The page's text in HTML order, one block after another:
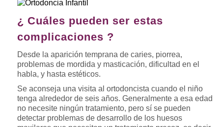
¿ Cuáles pueden ser estas
complicaciones ?
Desde la aparición temprana de caries, piorrea,
problemas de mordida y masticación, dificultad en el
habla, y hasta estéticos.
Se aconseja una visita al ortodoncista cuando el niño
tenga alrededor de seis años. Generalmente a esa edad
no necesite ningún tratamiento, pero sí se pueden
detectar problemas de desarrollo de los huesos